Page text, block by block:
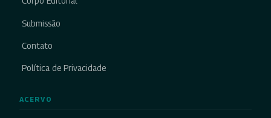
Submissão
Contato
Política de Privacidade
ACERVO